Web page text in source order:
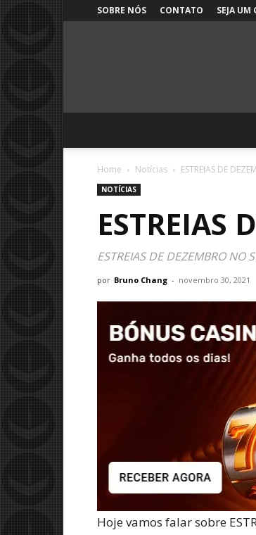
SOBRE NÓS CONTATO SEJA UM
Home Notícias ESTREIAS DE
NOTÍCIAS
ESTREIAS
ESTREIAS DE DEZEMBRO
por Bruno Chang - novembro 30, 2021
Hoje vamos falar sobre